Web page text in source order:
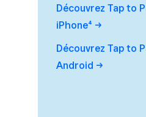
Découvrez Tap to
iPhone⁴
Découvrez Tap to
Android